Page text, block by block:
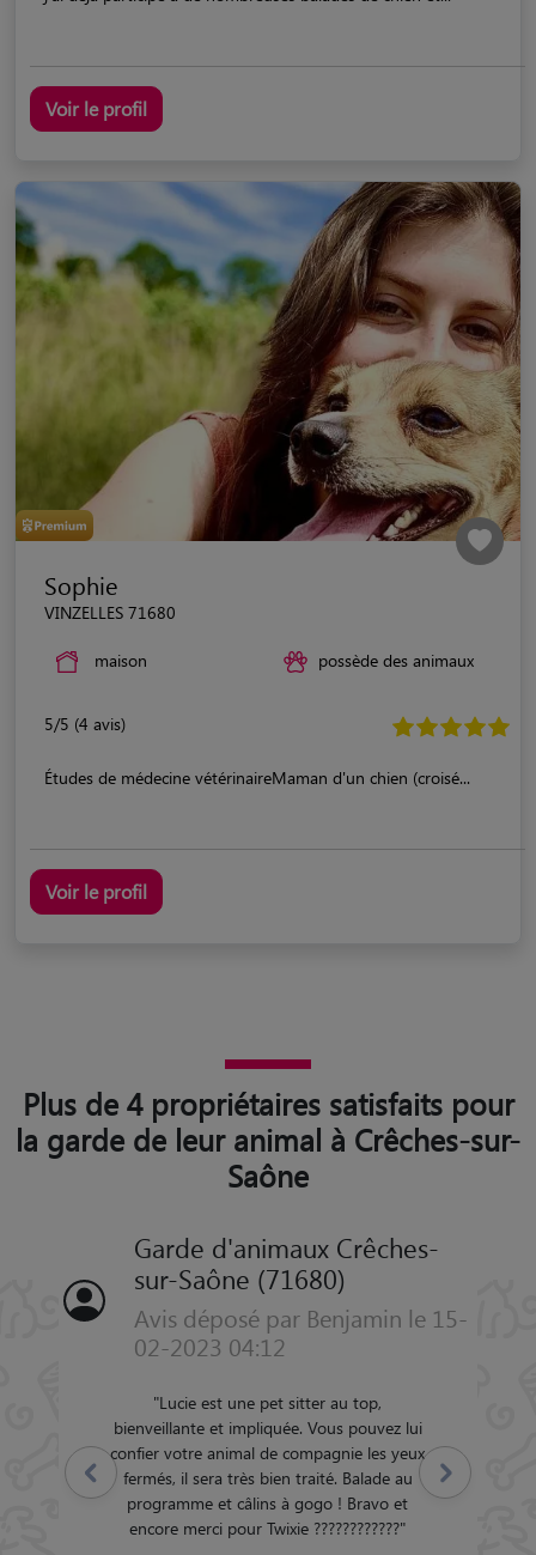
Voir le profil
Sophie
VINZELLES 71680
maison possède des animaux
5/5 (4 avis)
Études de médecine vétérinaireMaman d'un chien (croisé...
Voir le profil
Plus de 4 propriétaires satisfaits pour
la garde de leur animal à Crêches-sur-
Saône
Garde d'animaux Crêches-
sur-Saône (71680)
Avis déposé par Benjamin le 15-
02-2023 04:12
"Lucie est une pet sitter au top,
bienveillante et impliquée. Vous pouvez lui
confier votre animal de compagnie les yeux
fermés, il sera très bien traité. Balade au
programme et câlins à gogo ! Bravo et
encore merci pour Twixie ????????????"
Précédent Suivant